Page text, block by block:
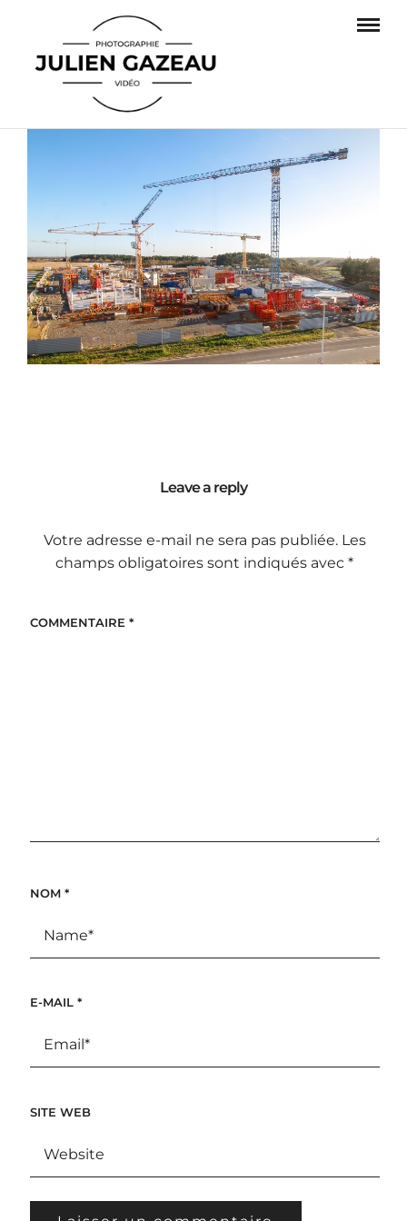
Leave a reply
Votre adresse e-mail ne sera pas publiée. Les
champs obligatoires sont indiqués avec*
COMMENTAIRE *
NOM *
E-MAIL *
SITE WEB